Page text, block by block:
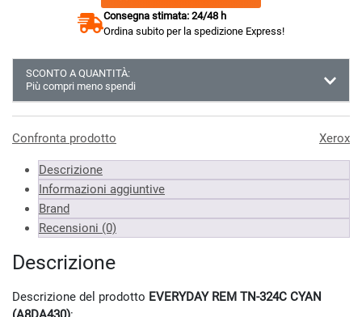
Consegna stimata: 24/48 h
Ordina subito per la spedizione Express!
SCONTO A QUANTITÀ:
Più compri meno spendi
Almeno 3 unità
58.10 €
Almeno 9 unità
54.51 €
Confronta prodotto Xerox
Descrizione
Informazioni aggiuntive
Brand
Recensioni (0)
Descrizione
Descrizione del prodotto EVERYDAY REM TN-324C CYAN
(A8DA430)